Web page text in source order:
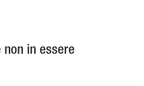
in essere